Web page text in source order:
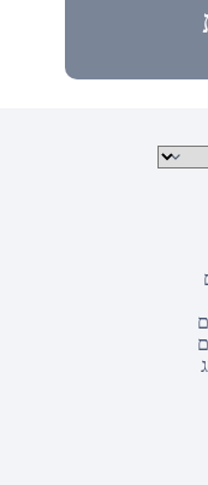
מוצרים